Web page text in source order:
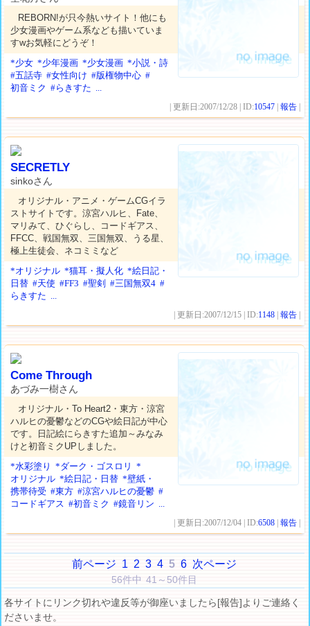
REBORN!が只今熱いサイト！他にも
少女漫画やゲーム系なども描いていま
すwお気軽にどうぞ！
*少女 *少年漫画 *少女漫画 *小説・詩
#五話寺 #女性向け #版権物中心 #
初音ミク #らきすた ...
| 更新日:2007/12/28 | ID:10547 |報告
SECRETLY
sinkoさん
オリジナル・アニメ・ゲームCGイラ
ストサイトです。涼宮ハルヒ、Fate、
マリみて、ひぐらし、コードギアス、
FFCC、戦国無双、三国無双、うる星、
極上生徒会、ネコミミなど
*オリジナル *猫耳・擬人化 *絵日記・
日替 #天使 #FF3 #聖剣 #三国無双4 #
らきすた ...
| 更新日:2007/12/15 | ID:1148 |報告
Come Through
あづみ一樹さん
オリジナル・To Heart2・東方・涼宮
ハルヒの憂鬱などのCGや絵日記が中心
です。日記絵にらきすた追加～みなみ
けと初音ミクUPしました。
*水彩塗り
*ダーク・ゴスロリ
*
オリジナル *絵日記・日替 *壁紙・
携帯待受 #東方 #涼宮ハルヒの憂鬱 #
コードギアス #初音ミク #鏡音リン ...
| 更新日:2007/12/04 | ID:6508 |報告
前ページ 1 2 3 4 5 6 次ページ
56件中 41～50件目
各サイトにリンク切れや違反等が御座いましたら[報告]よりご連絡く
ださいませ。